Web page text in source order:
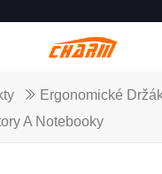
Ergonomické
A Notebooky